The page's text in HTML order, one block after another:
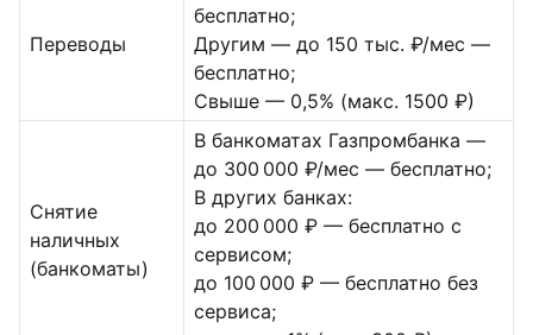
Переводы
бесплатно;
Другим — до 150 тыс. ₽/мес —
бесплатно;
Свыше — 0,5% (макс. 1500 ₽)
Снятие
наличных
(банкоматы)
В банкоматах Газпромбанка —
до 300 000 ₽/мес — бесплатно;
В других банках:
до 200 000 ₽ — бесплатно с
сервисом;
до 100 000 ₽ — бесплатно без
сервиса;